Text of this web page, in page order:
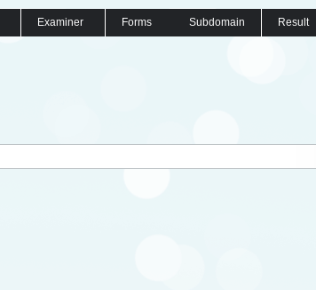
Examiner Forms Subdomain Result